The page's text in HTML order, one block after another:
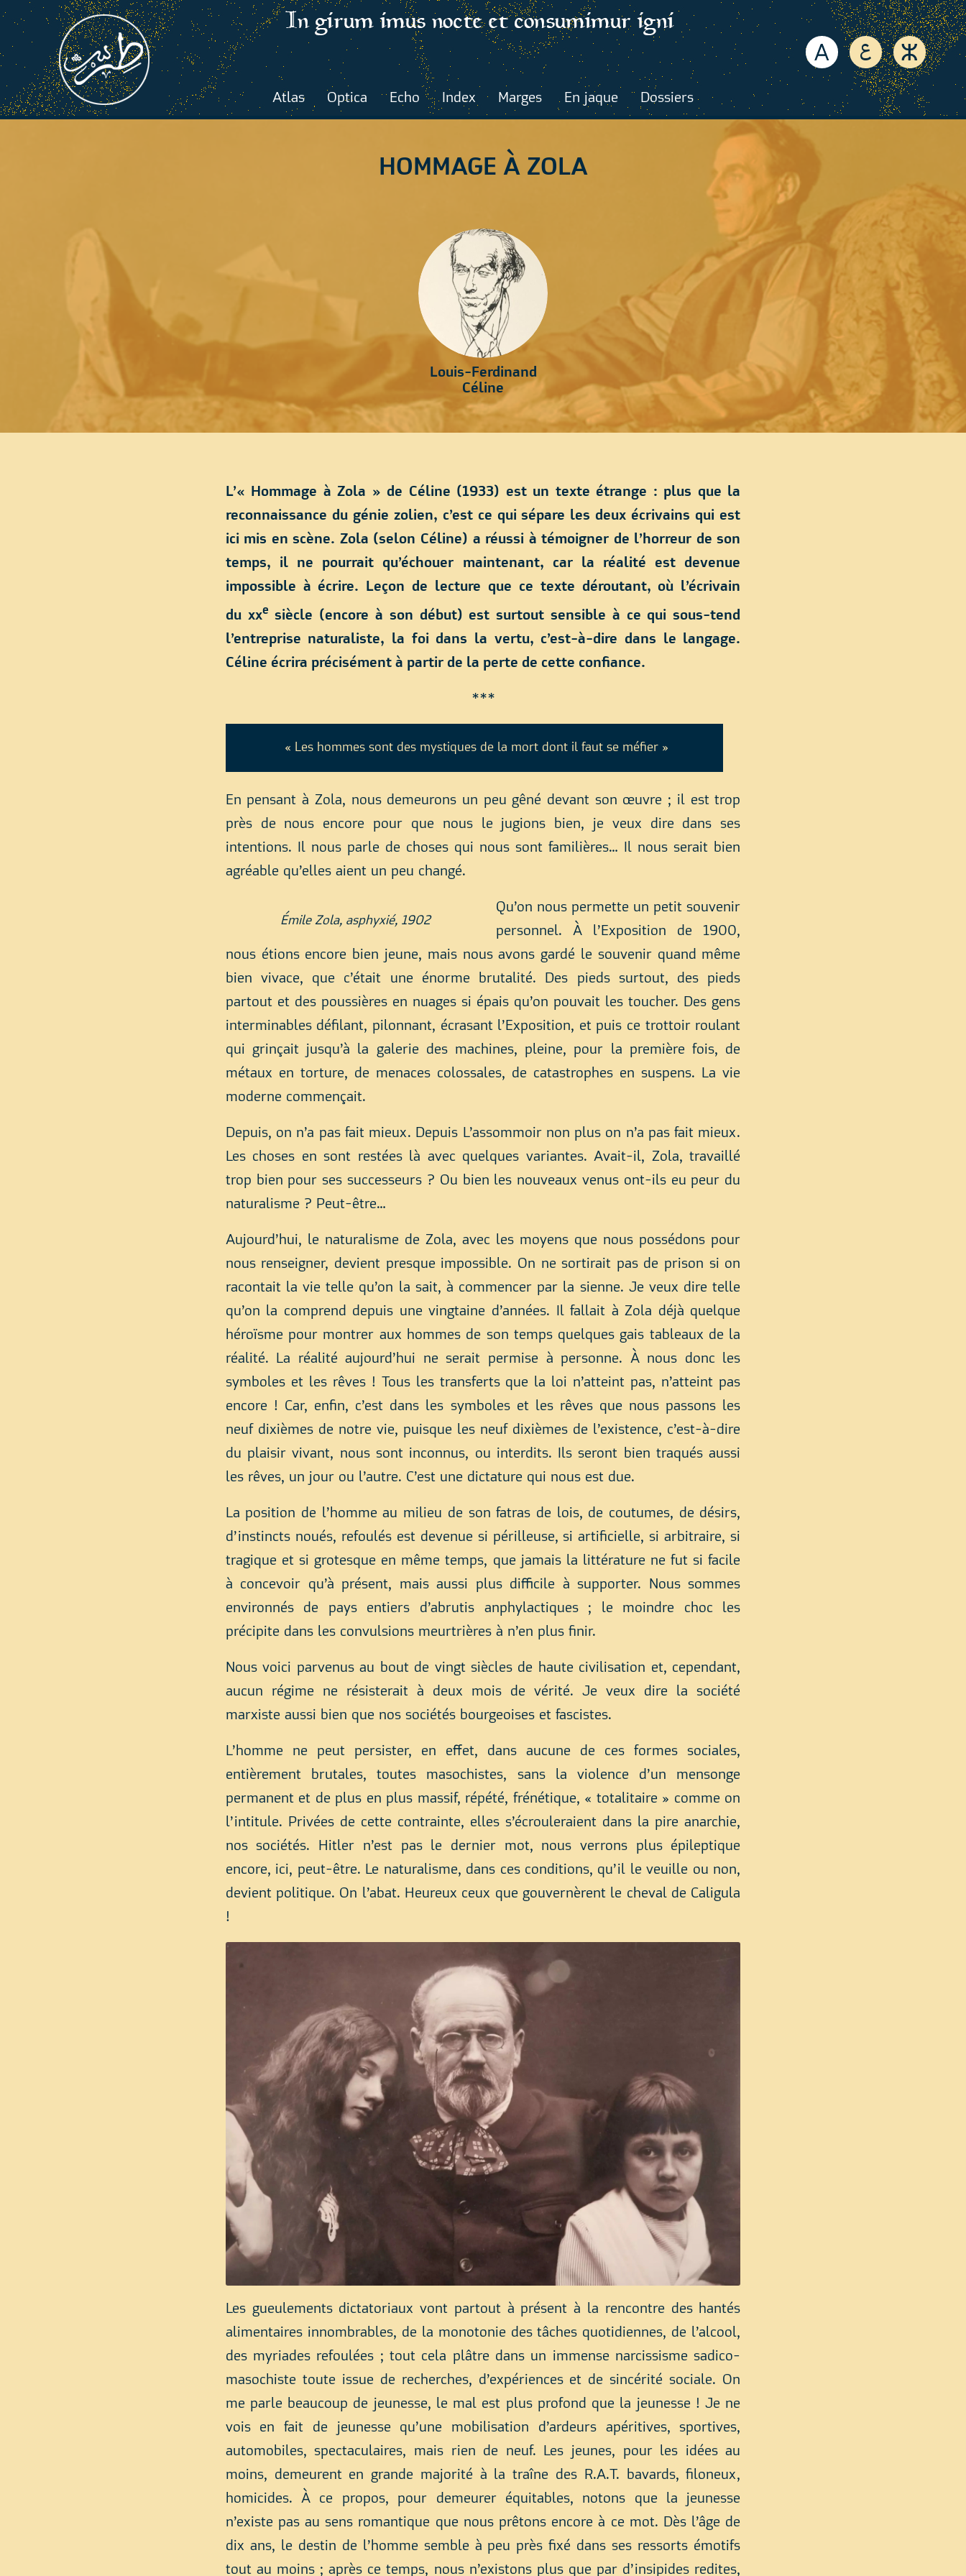
Atlas Optica Echo Index Marges En jaque Dossiers
HOMMAGE À ZOLA
Louis-Ferdinand
Céline
L’« Hommage à Zola » de Céline (1933) est un texte étrange : plus que la
reconnaissance du génie zolien, c’est ce qui sépare les deux écrivains qui est
ici mis en scène. Zola (selon Céline) a réussi à témoigner de l’horreur de son
temps, il ne pourrait qu’échouer maintenant, car la réalité est devenue
impossible à écrire. Leçon de lecture que ce texte déroutant, où l’écrivain
du xxe siècle (encore à son début) est surtout sensible à ce qui sous-tend
l’entreprise naturaliste, la foi dans la vertu, c’est-à-dire dans le langage.
Céline écrira précisément à partir de la perte de cette confiance.
***
« Les hommes sont des mystiques de la mort dont il faut se méfier »
En pensant à Zola, nous demeurons un peu gêné devant son œuvre ; il est trop
près de nous encore pour que nous le jugions bien, je veux dire dans ses
intentions. Il nous parle de choses qui nous sont familières… Il nous serait bien
agréable qu’elles aient un peu changé.
Émile Zola, asphyxié, 1902
Qu’on nous permette un petit souvenir
personnel. À l’Exposition de 1900,
nous étions encore bien jeune, mais nous avons gardé le souvenir quand même
bien vivace, que c’était une énorme brutalité. Des pieds surtout, des pieds
partout et des poussières en nuages si épais qu’on pouvait les toucher. Des gens
interminables défilant, pilonnant, écrasant l’Exposition, et puis ce trottoir roulant
qui grinçait jusqu’à la galerie des machines, pleine, pour la première fois, de
métaux en torture, de menaces colossales, de catastrophes en suspens. La vie
moderne commençait.
Depuis, on n’a pas fait mieux. Depuis L’assommoir non plus on n’a pas fait mieux.
Les choses en sont restées là avec quelques variantes. Avait-il, Zola, travaillé
trop bien pour ses successeurs ? Ou bien les nouveaux venus ont-ils eu peur du
naturalisme ? Peut-être…
Aujourd’hui, le naturalisme de Zola, avec les moyens que nous possédons pour
nous renseigner, devient presque impossible. On ne sortirait pas de prison si on
racontait la vie telle qu’on la sait, à commencer par la sienne. Je veux dire telle
qu’on la comprend depuis une vingtaine d’années. Il fallait à Zola déjà quelque
héroïsme pour montrer aux hommes de son temps quelques gais tableaux de la
réalité. La réalité aujourd’hui ne serait permise à personne. À nous donc les
symboles et les rêves ! Tous les transferts que la loi n’atteint pas, n’atteint pas
encore ! Car, enfin, c’est dans les symboles et les rêves que nous passons les
neuf dixièmes de notre vie, puisque les neuf dixièmes de l’existence, c’est-à-dire
du plaisir vivant, nous sont inconnus, ou interdits. Ils seront bien traqués aussi
les rêves, un jour ou l’autre. C’est une dictature qui nous est due.
La position de l’homme au milieu de son fatras de lois, de coutumes, de désirs,
d’instincts noués, refoulés est devenue si périlleuse, si artificielle, si arbitraire, si
tragique et si grotesque en même temps, que jamais la littérature ne fut si facile
à concevoir qu’à présent, mais aussi plus difficile à supporter. Nous sommes
environnés de pays entiers d’abrutis anphylactiques ; le moindre choc les
précipite dans les convulsions meurtrières à n’en plus finir.
Nous voici parvenus au bout de vingt siècles de haute civilisation et, cependant,
aucun régime ne résisterait à deux mois de vérité. Je veux dire la société
marxiste aussi bien que nos sociétés bourgeoises et fascistes.
L’homme ne peut persister, en effet, dans aucune de ces formes sociales,
entièrement brutales, toutes masochistes, sans la violence d’un mensonge
permanent et de plus en plus massif, répété, frénétique, « totalitaire » comme on
l’intitule. Privées de cette contrainte, elles s’écrouleraient dans la pire anarchie,
nos sociétés. Hitler n’est pas le dernier mot, nous verrons plus épileptique
encore, ici, peut-être. Le naturalisme, dans ces conditions, qu’il le veuille ou non,
devient politique. On l’abat. Heureux ceux que gouvernèrent le cheval de Caligula
!
Les gueulements dictatoriaux vont partout à présent à la rencontre des hantés
alimentaires innombrables, de la monotonie des tâches quotidiennes, de l’alcool,
des myriades refoulées ; tout cela plâtre dans un immense narcissisme sadico-
masochiste toute issue de recherches, d’expériences et de sincérité sociale. On
me parle beaucoup de jeunesse, le mal est plus profond que la jeunesse ! Je ne
vois en fait de jeunesse qu’une mobilisation d’ardeurs apéritives, sportives,
automobiles, spectaculaires, mais rien de neuf. Les jeunes, pour les idées au
moins, demeurent en grande majorité à la traîne des R.A.T. bavards, filoneux,
homicides. À ce propos, pour demeurer équitables, notons que la jeunesse
n’existe pas au sens romantique que nous prêtons encore à ce mot. Dès l’âge de
dix ans, le destin de l’homme semble à peu près fixé dans ses ressorts émotifs
tout au moins ; après ce temps, nous n’existons plus que par d’insipides redites,